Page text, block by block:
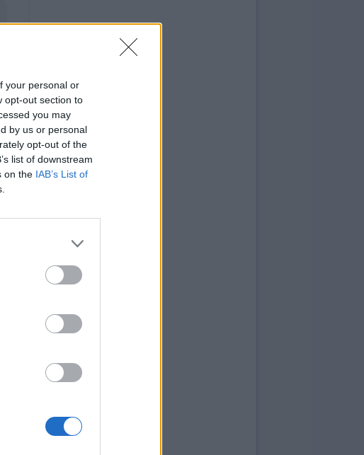
your personal or
opt-out section to
you may
by us or personal
opt-out of the
list of downstream
on the IAB’s List of